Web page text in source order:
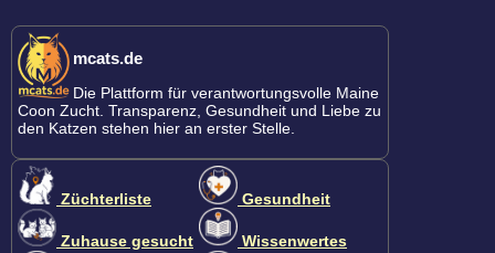
mcats.de
Die Plattform für verantwortungsvolle Maine
Coon Zucht. Transparenz, Gesundheit und Liebe zu
den Katzen stehen hier an erster Stelle.
Züchterliste
Zuhause gesucht
Gesundheit
Wissenwertes